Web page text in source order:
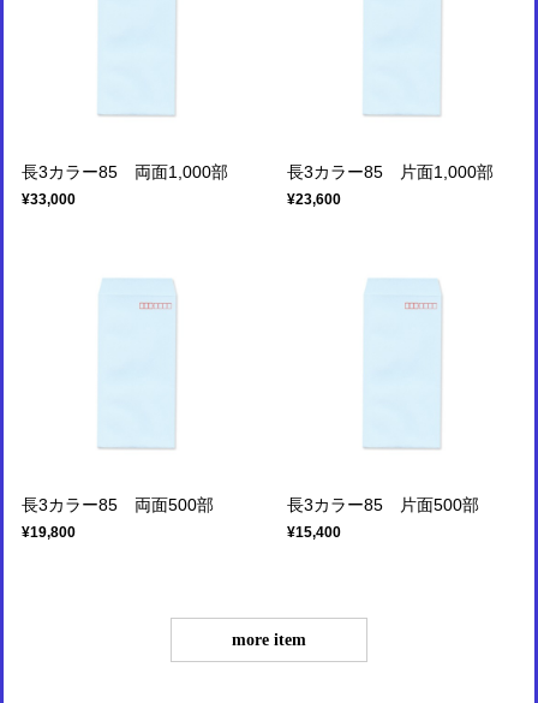
長3カラー85 両面1,000部
¥33,000
長3カラー85 片面1,000部
¥23,600
長3カラー85 両面500部
¥19,800
長3カラー85 片面500部
¥15,400
more item